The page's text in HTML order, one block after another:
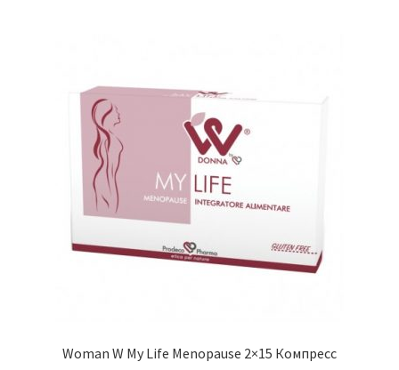
Woman W My Life Menopause 2×15 Компресс